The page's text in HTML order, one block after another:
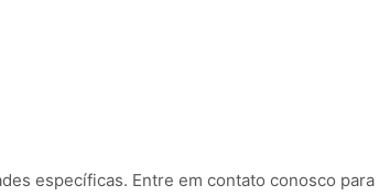
específicas. Entre em contato conosco